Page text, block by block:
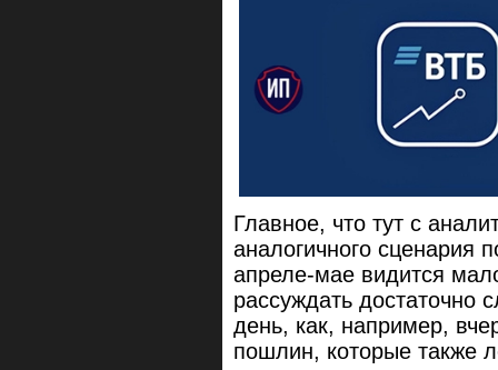
Главное, что тут с
аналогичного сценария
апреле-мае видится
рассуждать достаточно
день, как, например,
пошлин, которые также